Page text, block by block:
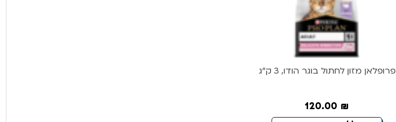
פרופלאן מזון לחתול בוגר הודו, 3 ק”ג
120.00 ₪